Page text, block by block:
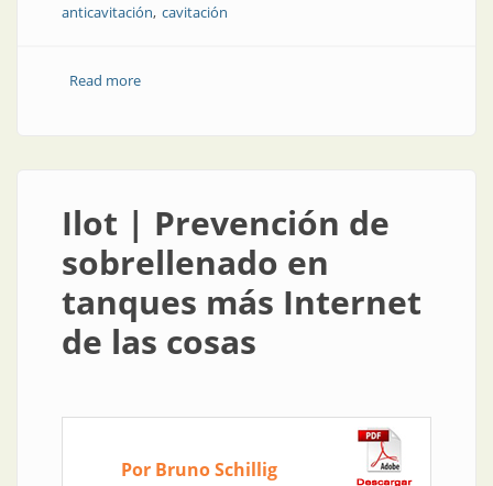
anticavitación cavitación
Read moreabout Elementos finales de control | Soluciones de
Ilot | Prevención de
sobrellenado en
tanques más Internet
de las cosas
Por Bruno Schillig